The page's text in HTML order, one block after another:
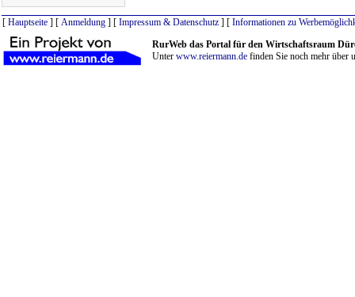
[ Hauptseite ] [ Anmeldung ] [ Impressum & Datenschutz ] [ Informationen zu
RurWeb das Portal für den Wirtschaftsraum
Unter www.reiermann.de finden Sie noch mehr über